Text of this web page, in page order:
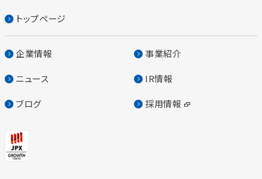
トップページ
企業情報 事業紹介
ニュース IR情報
ブログ 採用情報